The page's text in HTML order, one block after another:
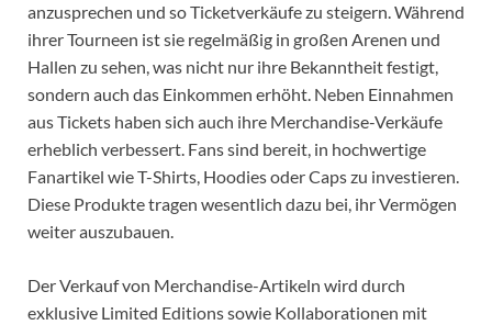
anzusprechen und so Ticketverkäufe zu steigern. Während
ihrer Tourneen ist sie regelmäßig in großen Arenen und
Hallen zu sehen, was nicht nur ihre Bekanntheit festigt,
sondern auch das Einkommen erhöht. Neben Einnahmen
aus Tickets haben sich auch ihre Merchandise-Verkäufe
erheblich verbessert. Fans sind bereit, in hochwertige
Fanartikel wie T-Shirts, Hoodies oder Caps zu investieren.
Diese Produkte tragen wesentlich dazu bei, ihr Vermögen
weiter auszubauen.
Der Verkauf von Merchandise-Artikeln wird durch
exklusive Limited Editions sowie Kollaborationen mit